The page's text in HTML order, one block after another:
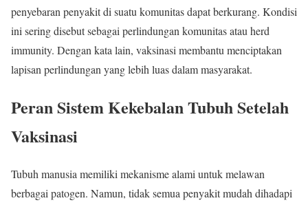
penyebaran penyakit di suatu komunitas dapat berkurang. Kondisi
ini sering disebut sebagai perlindungan komunitas atau herd
immunity. Dengan kata lain, vaksinasi membantu menciptakan
lapisan perlindungan yang lebih luas dalam masyarakat.
Peran Sistem Kekebalan Tubuh Setelah
Vaksinasi
Tubuh manusia memiliki mekanisme alami untuk melawan
berbagai patogen. Namun, tidak semua penyakit mudah dihadapi